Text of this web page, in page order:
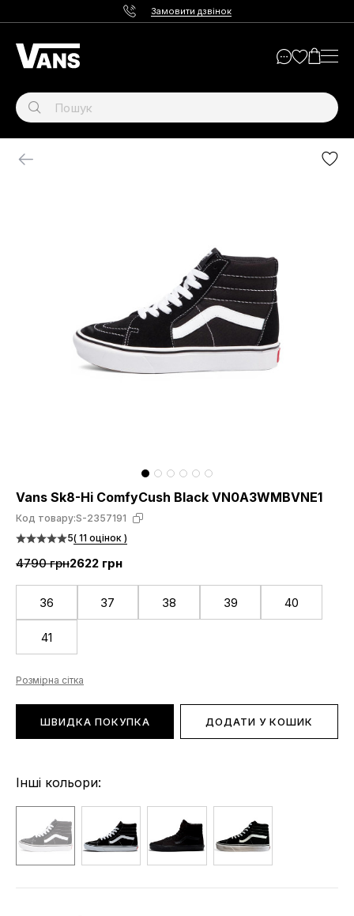
Замовити дзвінок
Vans Sk8-Hi ComfyCush Black VN0A3WMBVNE1
Код товару:S-2357191
5( 11 оцінок )
4790 грн2622 грн
36 37 38 39 40
41
Розмірна сітка
ШВИДКА ПОКУПКА ДОДАТИ У КОШИК
Інші кольори: